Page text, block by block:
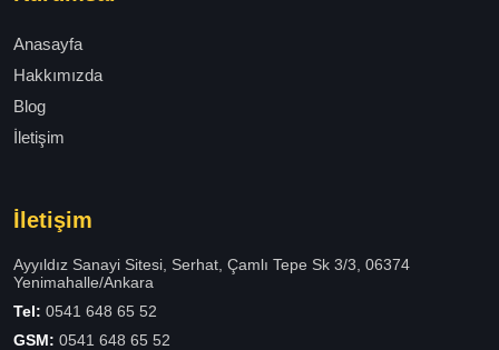
Anasayfa
Hakkımızda
Blog
İletişim
İletişim
Ayyıldız Sanayi Sitesi, Serhat, Çamlı Tepe Sk 3/3, 06374
Yenimahalle/Ankara
Tel: 0541 648 65 52
GSM: 0541 648 65 52